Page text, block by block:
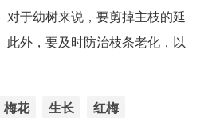
对于幼树来说，要剪掉主枝的延
此外，要及时防治枝条老化，以
梅花 生长 红梅